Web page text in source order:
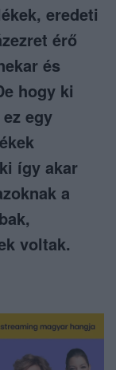
eredeti
érő
és
hogy ki
egy
így akar
a
voltak.